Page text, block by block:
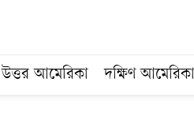
উত্তর আমেরিকা দক্ষিণ আমেরিকা